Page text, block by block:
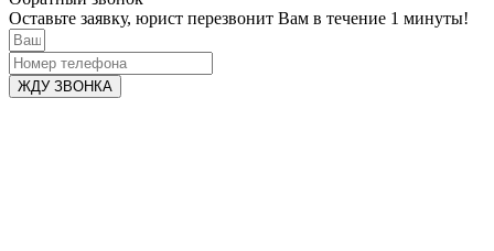
Оставьте заявку, юрист перезвонит Вам в течение 1 минуты!
ЖДУ ЗВОНКА